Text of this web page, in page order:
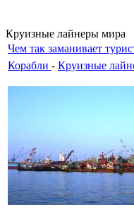
Круизные лайнеры мира
Чем так заманивает
Корабли - Круизные